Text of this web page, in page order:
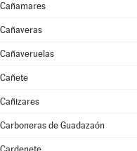
Cañamares
Cañaveras
Cañaveruelas
Cañete
Cañizares
Carboneras de Guadazaón